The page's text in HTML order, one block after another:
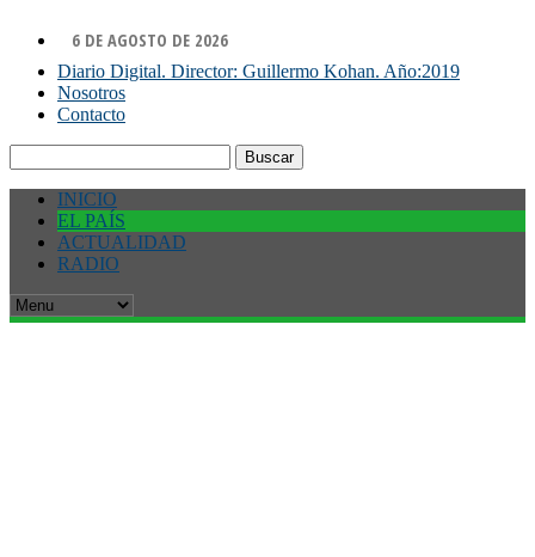
6 DE AGOSTO DE 2026
Diario Digital. Director: Guillermo Kohan. Año:2019
Nosotros
Contacto
INICIO
EL PAÍS
ACTUALIDAD
RADIO